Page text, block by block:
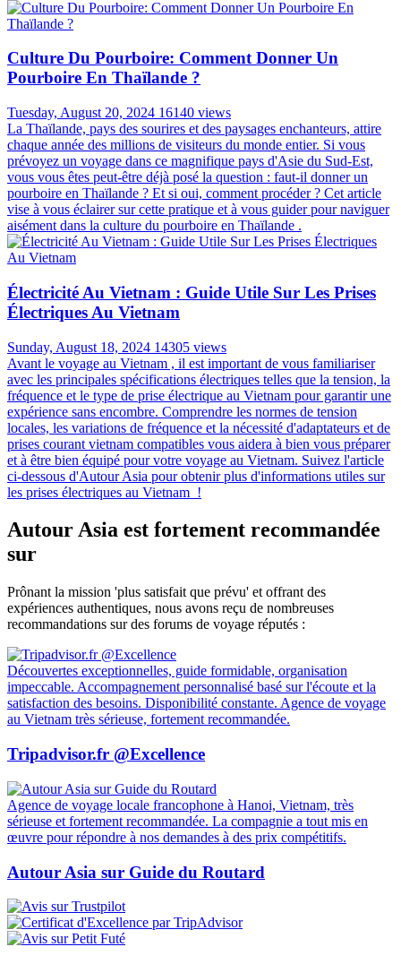
Culture Du Pourboire: Comment Donner Un
Pourboire En Thaïlande ?
Tuesday, August 20, 2024 16140 views
La Thaïlande, pays des sourires et des paysages enchanteurs, attire
chaque année des millions de visiteurs du monde entier. Si vous
prévoyez un voyage dans ce magnifique pays d'Asie du Sud-Est,
vous vous êtes peut-être déjà posé la question : faut-il donner un
pourboire en Thaïlande ? Et si oui, comment procéder ? Cet article
vise à vous éclairer sur cette pratique et à vous guider pour naviguer
aisément dans la culture du pourboire en Thaïlande .
Électricité Au Vietnam : Guide Utile Sur Les Prises
Électriques Au Vietnam
Sunday, August 18, 2024 14305 views
Avant le voyage au Vietnam , il est important de vous familiariser
avec les principales spécifications électriques telles que la tension, la
fréquence et le type de prise électrique au Vietnam pour garantir une
expérience sans encombre. Comprendre les normes de tension
locales, les variations de fréquence et la nécessité d'adaptateurs et de
prises courant vietnam compatibles vous aidera à bien vous préparer
et à être bien équipé pour votre voyage au Vietnam. Suivez l'article
ci-dessous d'Autour Asia pour obtenir plus d'informations utiles sur
les prises électriques au Vietnam !
Autour Asia est fortement recommandée
sur
Prônant la mission 'plus satisfait que prévu' et offrant des
expériences authentiques, nous avons reçu de nombreuses
recommandations sur des forums de voyage réputés :
Découvertes exceptionnelles, guide formidable, organisation
impeccable. Accompagnement personnalisé basé sur l'écoute et la
satisfaction des besoins. Disponibilité constante. Agence de voyage
au Vietnam très sérieuse, fortement recommandée.
Tripadvisor.fr @Excellence
Agence de voyage locale francophone à Hanoi, Vietnam, très
sérieuse et fortement recommandée. La compagnie a tout mis en
œuvre pour répondre à nos demandes à des prix compétitifs.
Autour Asia sur Guide du Routard